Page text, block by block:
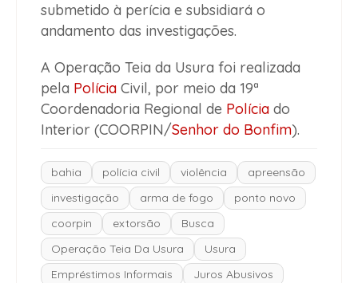
submetido à perícia e subsidiará o
andamento das investigações.
A Operação Teia da Usura foi realizada
pela Polícia Civil, por meio da 19ª
Coordenadoria Regional de Polícia do
Interior (COORPIN/Senhor do Bonfim).
bahia polícia civil violência
apreensão
investigação
arma de fogo
ponto novo
coorpin
extorsão
Busca
Operação Teia Da Usura
Usura
Empréstimos Informais
Juros Abusivos